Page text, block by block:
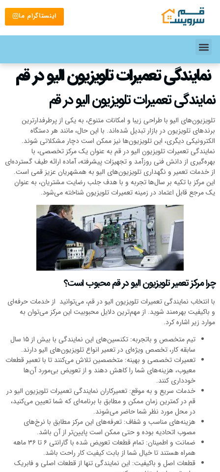
اینستاگرام ما
نمایندگی تعمیرات تلویزیون الیو در قم
نمایندگی تعمیرات تلویزیون الیو در قم
تلویزیون‌های الیو با طراحی زیبا و امکانات متنوع، به یکی از پرطرفدارترین
برندهای تلویزیون در بازار تبدیل شده‌اند. با این حال، مانند هر دستگاه
الکترونیکی دیگری، این تلویزیون‌ها نیز ممکن است دچار مشکلاتی شوند.
نمایندگی تعمیرات تلویزیون الیو در قم به عنوان یک مرکز تخصصی، با
بهره‌گیری از دانش فنی روزآمد و تجهیزات پیشرفته، آماده ارائه طیف گسترده‌ای
از خدمات تعمیر و نگهداری تلویزیون‌های الیو به همشهریان عزیز قمی است.
این مرکز با تکیه بر سال‌ها تجربه و با هدف جلب رضایت مشتریان، به عنوان
یک مرجع قابل اعتماد در زمینه تعمیرات تلویزیون شناخته می‌شود.
چرا مرکز تعمیر تلویزیون الیو در قم محبوب است؟
با انتخاب نمایندگی تعمیرات تلویزیون الیو در قم، می‌توانید از خدمات حرفه‌ای
و باکیفیت بهره‌مند شوید. از مهم‌ترین دلایل محبوبیت این مرکز می‌توان به
موارد زیر اشاره کرد.
تیم متخصص و باتجربه: تکنسین‌های این نمایندگی با بیش از ۱۵ سال
سابقه کار، تخصص ویژه‌ای در تعمیر انواع تلویزیون‌های الیو دارند.
تعمیرات تخصصی و بهینه: متخصصین تلاش می‌کنند تا با تعمیر قطعات
معیوب، هزینه‌های شما را کاهش دهند و از تعویض بی‌مورد آن‌ها
خودداری کنند.
خدمات سریع و به موقع: تعمیرکاران نمایندگی تعمیرات تلویزیون الیو در
قم در کمترین زمان ممکن و مطابق با برنامه‌ای که شما تعیین می‌کنید،
در محل مورد نظر شما حاضر می‌شوند.
هزینه‌های مناسب و شفاف: تعرفه‌های این مرکز مطابق با نرخ‌های
مصوب اتحادیه بوده و حتی ممکن است پایین‌تر از آن باشد.
ضمانت و اطمینان: تمام قطعات تعویض شده با گارانتی ۶ تا ۳۶ ماهه
همراه هستند تا خیال شما از بابت کیفیت کار راحت باشد.
قطعات اصل و باکیفیت: این نمایندگی تنها از قطعات اصلی و فابریک